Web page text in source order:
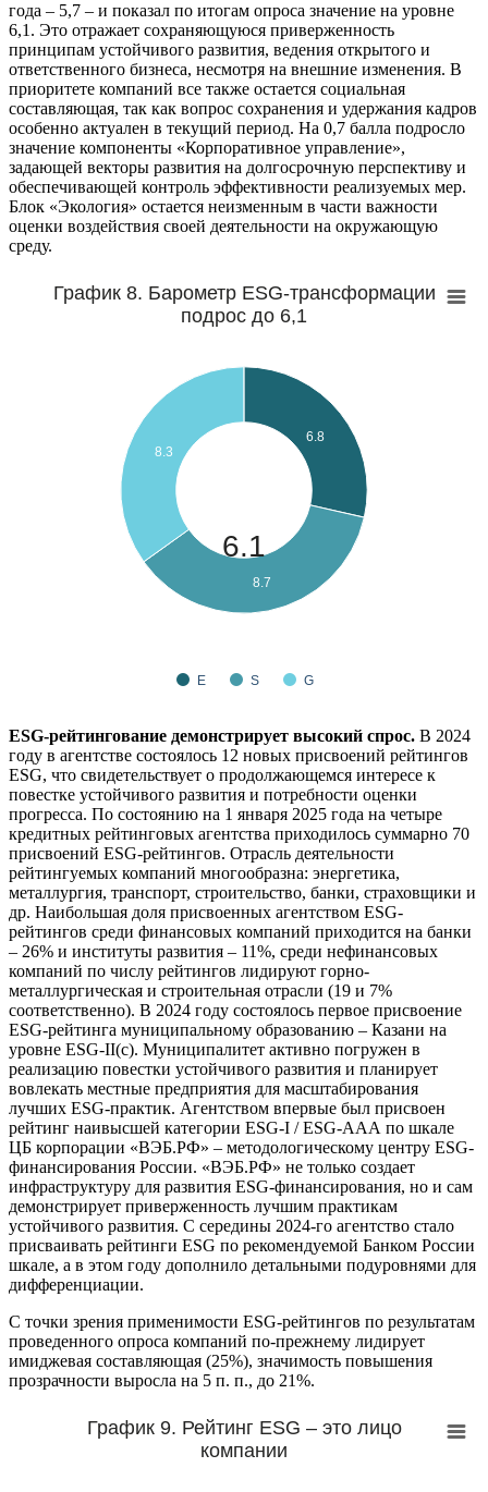
года – 5,7 – и показал по итогам опроса значение на уровне
6,1. Это отражает сохраняющуюся приверженность
принципам устойчивого развития, ведения открытого и
ответственного бизнеса, несмотря на внешние изменения. В
приоритете компаний все также остается социальная
составляющая, так как вопрос сохранения и удержания кадров
особенно актуален в текущий период. На 0,7 балла подросло
значение компоненты «Корпоративное управление»,
задающей векторы развития на долгосрочную перспективу и
обеспечивающей контроль эффективности реализуемых мер.
Блок «Экология» остается неизменным в части важности
оценки воздействия своей деятельности на окружающую
среду.
График 8. Барометр ESG-трансформации
подрос до 6,1
6.1
6.8
8.7
8.3
E S G
ESG-рейтингование демонстрирует высокий спрос. В 2024
году в агентстве состоялось 12 новых присвоений рейтингов
ESG, что свидетельствует о продолжающемся интересе к
повестке устойчивого развития и потребности оценки
прогресса. По состоянию на 1 января 2025 года на четыре
кредитных рейтинговых агентства приходилось суммарно 70
присвоений ESG-рейтингов. Отрасль деятельности
рейтингуемых компаний многообразна: энергетика,
металлургия, транспорт, строительство, банки, страховщики и
др. Наибольшая доля присвоенных агентством ESG-
рейтингов среди финансовых компаний приходится на банки
– 26% и институты развития – 11%, среди нефинансовых
компаний по числу рейтингов лидируют горно-
металлургическая и строительная отрасли (19 и 7%
соответственно). В 2024 году состоялось первое присвоение
ESG-рейтинга муниципальному образованию – Казани на
уровне ESG-II(c). Муниципалитет активно погружен в
реализацию повестки устойчивого развития и планирует
вовлекать местные предприятия для масштабирования
лучших ESG-практик. Агентством впервые был присвоен
рейтинг наивысшей категории ESG-I / ESG-AAА по шкале
ЦБ корпорации «ВЭБ.РФ» – методологическому центру ESG-
финансирования России. «ВЭБ.РФ» не только создает
инфраструктуру для развития ESG-финансирования, но и сам
демонстрирует приверженность лучшим практикам
устойчивого развития. С середины 2024-го агентство стало
присваивать рейтинги ESG по рекомендуемой Банком России
шкале, а в этом году дополнило детальными подуровнями для
дифференциации.
С точки зрения применимости ESG-рейтингов по результатам
проведенного опроса компаний по-прежнему лидирует
имиджевая составляющая (25%), значимость повышения
прозрачности выросла на 5 п. п., до 21%.
График 9. Рейтинг ESG – это лицо
компании